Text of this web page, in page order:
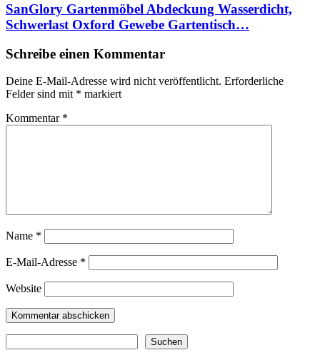
SanGlory Gartenmöbel Abdeckung Wasserdicht,
Schwerlast Oxford Gewebe Gartentisch…
Schreibe einen Kommentar
Deine E-Mail-Adresse wird nicht veröffentlicht. Erforderliche
Felder sind mit * markiert
Kommentar *
Name *
E-Mail-Adresse *
Website
Suchen